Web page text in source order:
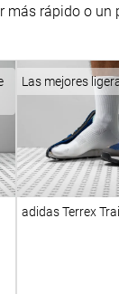
rápido o un
Las mejores
adidas Terrex